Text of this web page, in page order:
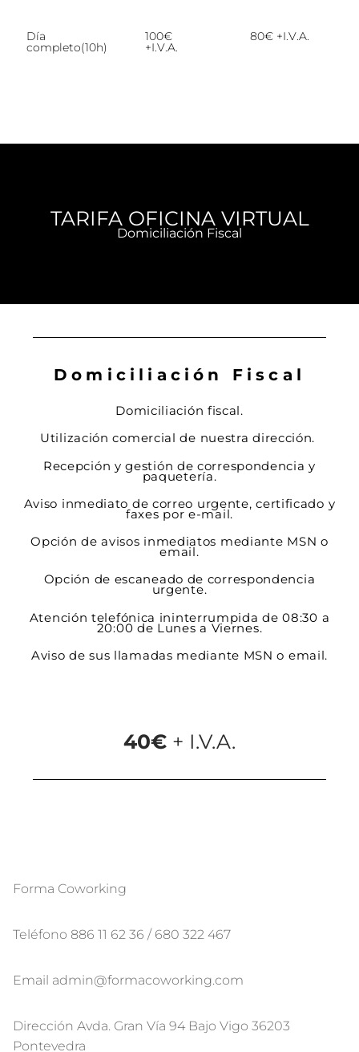
Día
completo(10h)
100€
+I.V.A.
80€ +I.V.A.
TARIFA OFICINA VIRTUAL
Domiciliación Fiscal
Domiciliación Fiscal
Domiciliación fiscal.
Utilización comercial de nuestra dirección.
Recepción y gestión de correspondencia y
paquetería.
Aviso inmediato de correo urgente, certificado y
faxes por e-mail.
Opción de avisos inmediatos mediante MSN o
email.
Opción de escaneado de correspondencia
urgente.
Atención telefónica ininterrumpida de 08:30 a
20:00 de Lunes a Viernes.
Aviso de sus llamadas mediante MSN o email.
40€ + I.V.A.
Forma Coworking
Teléfono 886 11 62 36 / 680 322 467
Email admin@formacoworking.com
Dirección Avda. Gran Vía 94 Bajo Vigo 36203
Pontevedra